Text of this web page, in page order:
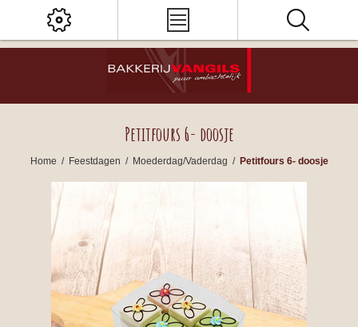
Petitfours 6- doosje
Home / Feestdagen / Moederdag/Vaderdag / Petitfours 6- doosje